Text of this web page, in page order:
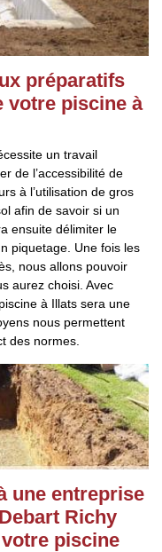
préparatifs
votre piscine à
un travail
de l’accessibilité de
à l’utilisation de gros
afin de savoir si un
ensuite délimiter le
piquetage. Une fois les
nous allons pouvoir
aurez choisi. Avec
à Illats sera une
nous permettent
des normes.
une entreprise
Richy
piscine